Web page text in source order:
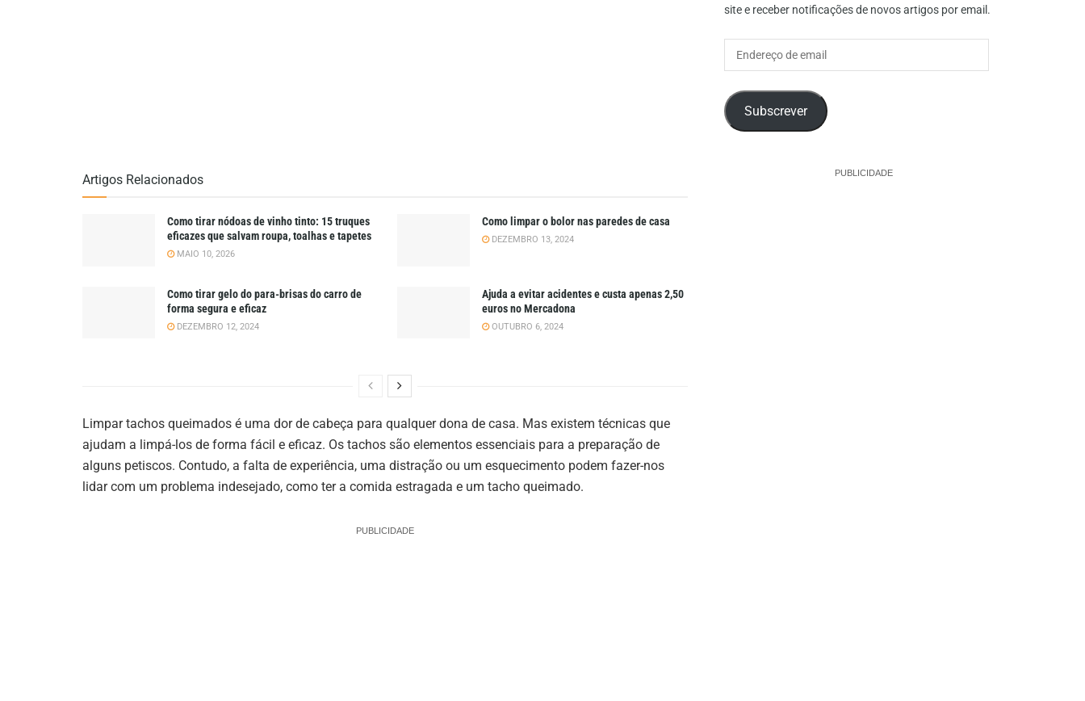
Artigos Relacionados
Como tirar nódoas de vinho tinto: 15 truques
eficazes que salvam roupa, toalhas e tapetes
MAIO 10, 2026
Como limpar o bolor nas paredes de casa
DEZEMBRO 13, 2024
Como tirar gelo do para-brisas do carro de
forma segura e eficaz
DEZEMBRO 12, 2024
Ajuda a evitar acidentes e custa apenas 2,50
euros no Mercadona
OUTUBRO 6, 2024
Limpar tachos queimados é uma dor de cabeça para qualquer dona de casa. Mas existem técnicas que
ajudam a limpá-los de forma fácil e eficaz. Os tachos são elementos essenciais para a preparação de
alguns petiscos. Contudo, a falta de experiência, uma distração ou um esquecimento podem fazer-nos
lidar com um problema indesejado, como ter a comida estragada e um tacho queimado.
PUBLICIDADE
site e receber notificações de novos artigos por email.
Subscrever
PUBLICIDADE